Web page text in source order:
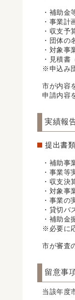
・補助金
・事業計
・収支予
・団体の
・対象事
・見積書
※申込み
市が内容
申請内容
実績報
提出書類
・補助事
・事業等
・収支決
・対象事
・事業
・貸切バ
・補助金
※必要に
市が審査
留意事
当該年度